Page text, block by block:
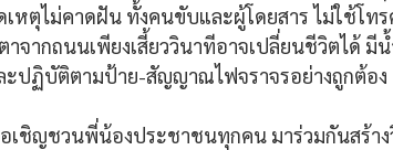
เหตุไม่คาดฝัน ทั้งคนขับและผู้โดยสาร ไม่ใช้โ
าจากถนนเพียงเสี้ยววินาทีอาจเปลี่ยนชีวิตได้ มี
ะปฏิบัติตามป้าย-สัญญาณไฟจราจรอย่างถูกต้อง
เชิญชวนพี่น้องประชาชนทุกคน มาร่วมกันสร้า